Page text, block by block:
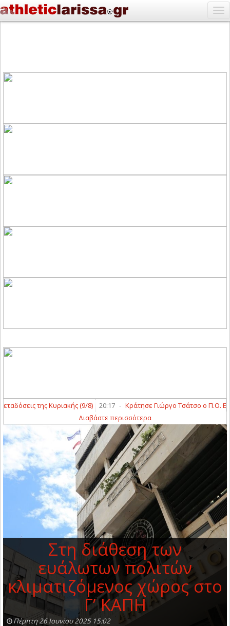
της Κυριακής (9/8) 20:17 - Κράτησε Γιώργο Τσάτσο ο Π.Ο.
Διαβάστε περισσότερα
Στη διάθεση των
ευάλωτων πολιτών
κλιματιζόμενος χώρος στο
Γ’ ΚΑΠΗ
Πέμπτη 26 Ιουνίου 2025 15:02